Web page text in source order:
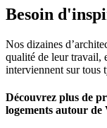
Besoin
Nos dizaines
qualité de leur travail,
interviennent sur tous
Découvrez plus de
logements autour de